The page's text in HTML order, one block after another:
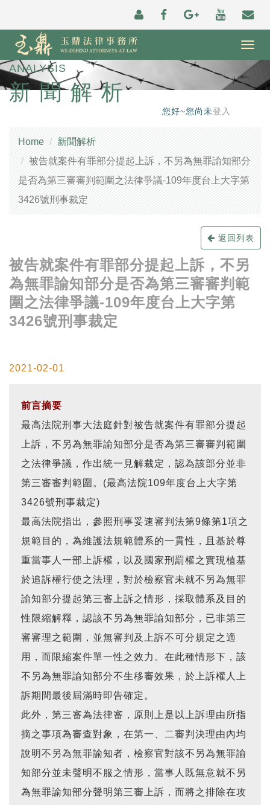
ANALYSIS
新聞解析
您好~您尚未登入
Home
新聞解析
被告就案件有罪部分提起上訴，不另為無罪諭知部分
是否為第三審審判範圍之法律爭議-109年度台上大字第
3426號刑事裁定
返回列表
被告就案件有罪部分提起上訴，不另
為無罪諭知部分是否為第三審審判範
圍之法律爭議-109年度台上大字第
3426號刑事裁定
2021-02-01
前言摘要
最高法院刑事大法庭針對被告就案件有罪部分提起
上訴，不另為無罪諭知部分是否為第三審審判範圍
之法律爭議，作出統一見解裁定，認為該部分並非
第三審審判範圍。(最高法院109年度台上大字第
3426號刑事裁定)
最高法院指出，參照刑事妥速審判法第9條第1項之
規範目的，為維護法規範體系的一貫性，且基於尊
重當事人一部上訴權，以及國家刑罰權之實現植基
於追訴權行使之法理，對於檢察官未就不另為無罪
諭知部分提起第三審上訴之情形，採取體系及目的
性限縮解釋，認該不另為無罪諭知部分，已非第三
審審理之範圍，並無審判及上訴不可分規定之適
用，而限縮案件單一性之效力。在此種情形下，該
不另為無罪諭知部分不生移審效果，於上訴權人上
訴期間最後屆滿時即告確定。
此外，第三審為法律審，原則上是以上訴理由所指
摘之事項為審查對象，在第一、二審判決理由內均
說明不另為無罪諭知者，檢察官對該不另為無罪諭
知部分並未聲明不服之情形，當事人既無意就不另
為無罪諭知部分聲明第三審上訴，而將之排除在攻